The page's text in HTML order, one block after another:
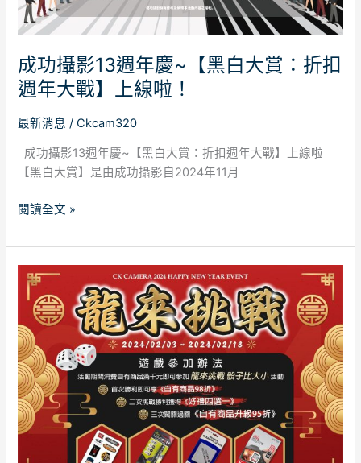
成功攝影13週年慶~【黑白大賞：折扣
週年大戰】上線啦！
最新消息 /Ckcam320
成功攝影13週年慶~【黑白大賞：折扣週年大戰】上線啦
【黑白大賞】是由成功攝影自2024年11月
大
賞：
扣
週
大
戰】
上
啦！
閱讀全文 »
成
功
影
~”
龍
來
挑
戰